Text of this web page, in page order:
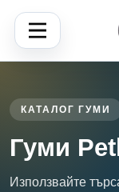
КАТАЛОГ ГУМИ
Гуми
Използвайте